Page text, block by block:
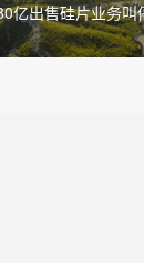
亿出售硅片业务